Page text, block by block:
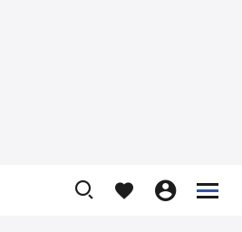
   

